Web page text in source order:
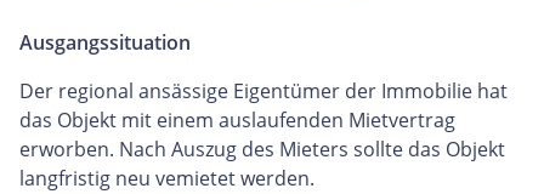
Ausgangssituation
Der regional ansässige Eigentümer der Immobilie hat
das Objekt mit einem auslaufenden Mietvertrag
erworben. Nach Auszug des Mieters sollte das Objekt
langfristig neu vemietet werden.